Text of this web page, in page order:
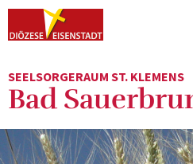
SEELSORGERAUM ST. KLEMENS
Bad